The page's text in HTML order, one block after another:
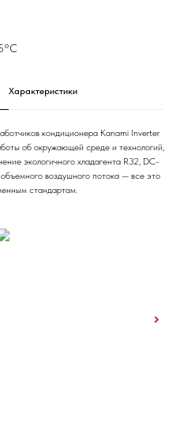
Характеристики
кондиционера Kanami Inverter
об окружающей среде и технологий,
экологичного хладагента R32, DC-
воздушного потока — все это
стандартам.